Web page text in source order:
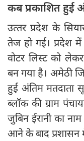
कब प्रकाशित हुई
उत्‍तर प्रदेश के
तेज हो गई। प्रदेश में
वोटर लिस्ट को
बन गया है। अमेठी
हुई अंतिम मतदाता
ब्लॉक की ग्राम
जुबिन ईरानी का
आने के बाद प्रशासन